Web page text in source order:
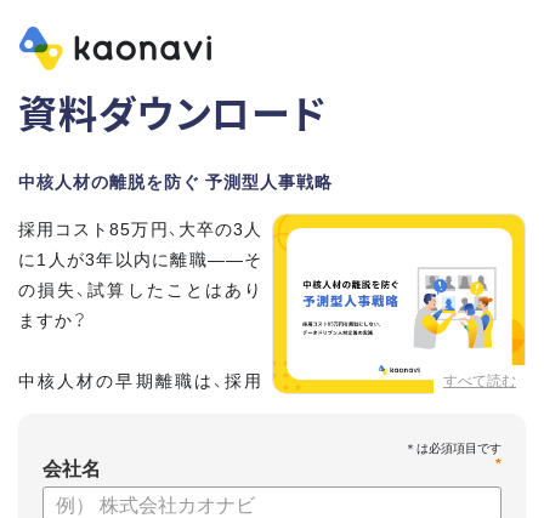
資料ダウンロード
中核人材の離脱を防ぐ 予測型人事戦略
すべて読む
採用コスト85万円、大卒の3人
に1人が3年以内に離職——そ
の損失、試算したことはあり
ますか？
中核人材の早期離職は、採用
ます。100名規模でも年間600〜1,000万円。しかも「突然の退
職」には、必ず事前のサインがあります。
*
会社名